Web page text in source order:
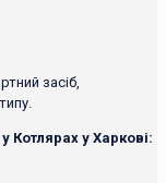
засіб,
Котлярах у Харкові: